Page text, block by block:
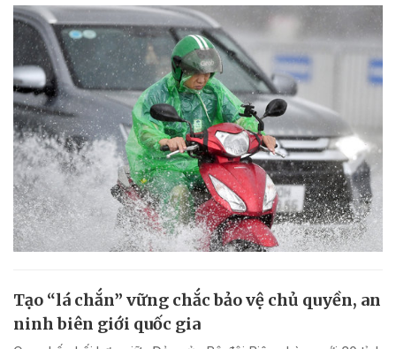
Tạo “lá chắn” vững chắc bảo vệ chủ quyền, an
ninh biên giới quốc gia